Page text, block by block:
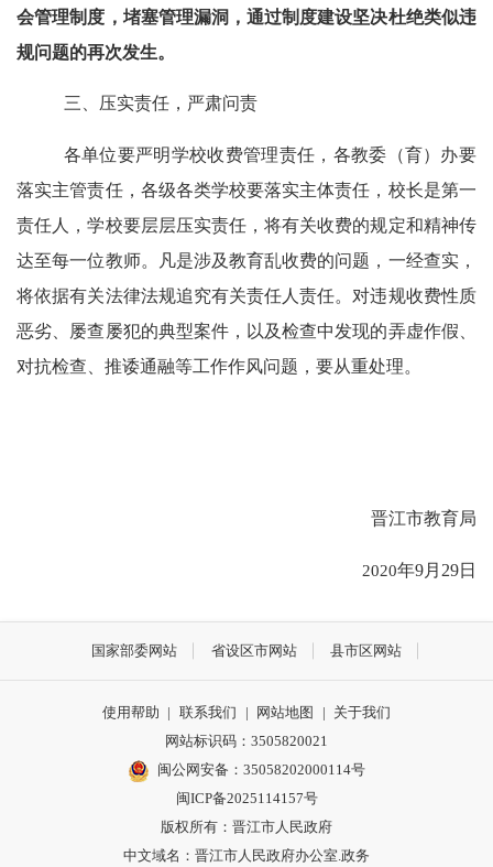
会管理制度，堵塞管理漏洞，通过制度建设坚决杜绝类似违
规问题的再次发生。
三、压实责任，严肃问责
各单位要严明学校收费管理责任，各教委（育）办要
落实主管责任，各级各类学校要落实主体责任，校长是第一
责任人，学校要层层压实责任，将有关收费的规定和精神传
达至每一位教师。凡是涉及教育乱收费的问题，一经查实，
将依据有关法律法规追究有关责任人责任。对违规收费性质
恶劣、屡查屡犯的典型案件，以及检查中发现的弄虚作假、
对抗检查、推诿通融等工作作风问题，要从重处理。
晋江市教育局
2020年9月 29日
国家部委网站 省设区市网站 县市区网站
使用帮助 | 联系我们 | 网站地图 | 关于我们
网站标识码：3505820021
闽公网安备：35058202000114号
闽ICP备2025114157号
版权所有：晋江市人民政府
中文域名：晋江市人民政府办公室.政务